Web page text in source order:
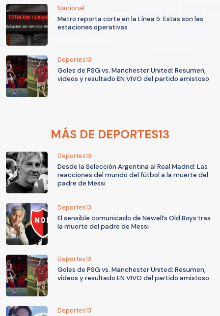
Nacional
Metro reporta corte en la Línea 5: Estas son las
estaciones operativas
Deportes13
Goles de PSG vs. Manchester United: Resumen,
videos y resultado EN VIVO del partido amistoso
MÁS DE DEPORTES13
Deportes13
Desde la Selección Argentina al Real Madrid: Las
reacciones del mundo del fútbol a la muerte del
padre de Messi
Deportes13
El sensible comunicado de Newell’s Old Boys tras
la muerte del padre de Messi
Deportes13
Goles de PSG vs. Manchester United: Resumen,
videos y resultado EN VIVO del partido amistoso
Deportes13